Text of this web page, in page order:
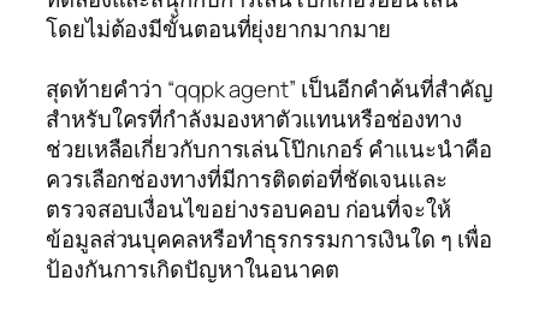
โดยไม่ต้องมีขั้นตอนที่ยุ่งยากมากมาย
สุดท้ายคำว่า “qqpk agent” เป็นอีกคำค้นที่สำคัญ
สำหรับใครที่กำลังมองหาตัวแทนหรือช่องทาง
ช่วยเหลือเกี่ยวกับการเล่นโป๊กเกอร์ คำแนะนำคือ
ควรเลือกช่องทางที่มีการติดต่อที่ชัดเจนและ
ตรวจสอบเงื่อนไขอย่างรอบคอบ ก่อนที่จะให้
ข้อมูลส่วนบุคคลหรือทำธุรกรรมการเงินใด ๆ เพื่อ
ป้องกันการเกิดปัญหาในอนาคต